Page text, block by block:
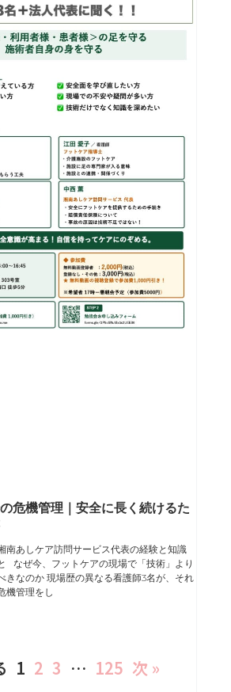
危機管理｜安全に長く続けるた
南あしケア訪問サービス代表の経験と知識
なぜ今、フットケアの現場で「技術」より
きなのか 現場歴の異なる看護師3名が、それ
機管理をし
1 2 3 … 125 次 »